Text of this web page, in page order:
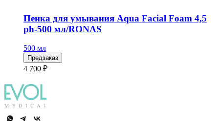
Пенка для умывания Aqua Facial Foam 4,5
ph-500 мл/RONAS
500 мл
Предзаказ
4 700 ₽